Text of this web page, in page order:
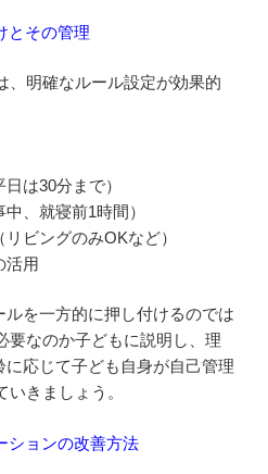
とその管理
明確なルール設定が効果的
は30分まで）
、就寝前1時間）
ビングのみOKなど）
活用
を一方的に押し付けるのでは
要なのか子どもに説明し、理
応じて子ども自身が自己管理
きましょう。
ションの改善方法